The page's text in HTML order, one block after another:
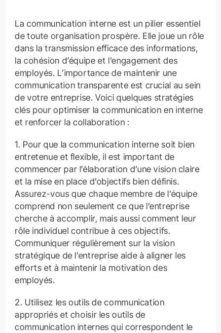
La communication interne est un pilier essentiel
de toute organisation prospère. Elle joue un rôle
dans la transmission efficace des informations,
la cohésion d’équipe et l’engagement des
employés. L’importance de maintenir une
communication transparente est crucial au sein
de votre entreprise. Voici quelques stratégies
clés pour optimiser la communication en interne
et renforcer la collaboration :
1. Pour que la communication interne soit bien
entretenue et flexible, il est important de
commencer par l’élaboration d’une vision claire
et la mise en place d’objectifs bien définis.
Assurez-vous que chaque membre de l’équipe
comprend non seulement ce que l’entreprise
cherche à accomplir, mais aussi comment leur
rôle individuel contribue à ces objectifs.
Communiquer régulièrement sur la vision
stratégique de l’entreprise aide à aligner les
efforts et à maintenir la motivation des
employés.
2. Utilisez les outils de communication
appropriés et choisir les outils de
communication internes qui correspondent le